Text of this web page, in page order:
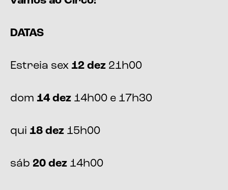
DATAS
Estreia sex 12 dez 21h00
dom 14 dez 14h00 e 17h30
qui 18 dez 15h00
sáb 20 dez 14h00